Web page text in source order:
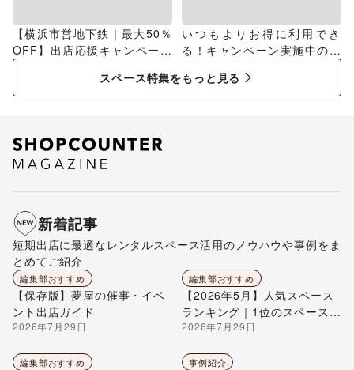
【横浜市営地下鉄｜最大50％
OFF】出店応援キャンペーン
特集
いつもよりお得に利用でき
る！キャンペーン実施中のス
スペース特集をもっと見る
新着記事
短期出店に最適なレンタルスペース活用のノウハウや事例をま
とめてご紹介
編集部おすすめ
【保存版】夢屋の催事・イベ
ント出店ガイド
2026年7月29日
編集部おすすめ
【2026年5月】人気スペース
ランキング｜1位のスペースを
編集部が解説
2026年7月29日
編集部おすすめ 事例紹介